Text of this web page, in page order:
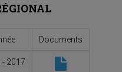
Documents
- 2017